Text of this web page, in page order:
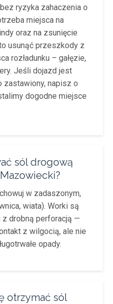
ryzyka zahaczenia o
miejsca na
oraz na zsunięcie
usunąć przeszkody z
rozładunku – gałęzie,
Jeśli dojazd jest
zastawiony, napisz o
dogodne miejsce
sól drogową
w zadaszonym,
wiata). Worki są
z drobną perforacją —
z wilgocią, ale nie
opady.
otrzymać sól